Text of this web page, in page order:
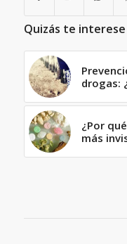
Quizás te interese
drogas:
¿Por
más